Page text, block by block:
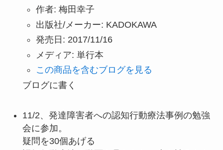
作者: 梅田幸子
出版社/メーカー: KADOKAWA
発売日: 2017/11/16
メディア: 単行本
この商品を含むブログを見る
ブログに書く
11/2、発達障害者への認知行動療法事例の勉強
会に参加。
疑問を30個あげる